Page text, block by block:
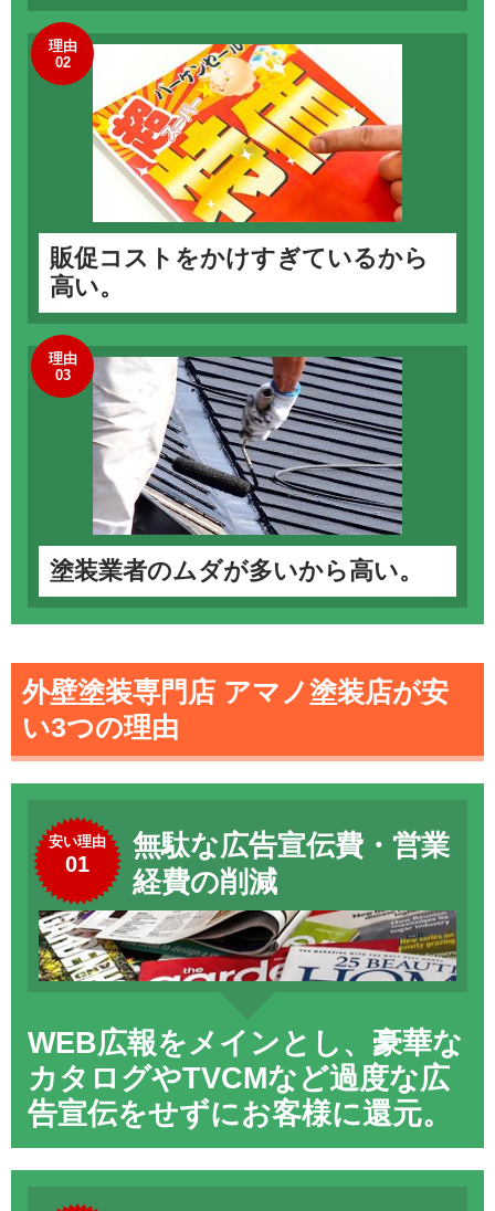
理由
02
販促コストをかけすぎているから
高い。
理由
03
塗装業者のムダが多いから高い。
外壁塗装専門店 アマノ塗装店が安
い3つの理由
安い理由
01
無駄な広告宣伝費・営業
経費の削減
WEB広報をメインとし、豪華な
カタログやTVCMなど過度な広
告宣伝をせずにお客様に還元。